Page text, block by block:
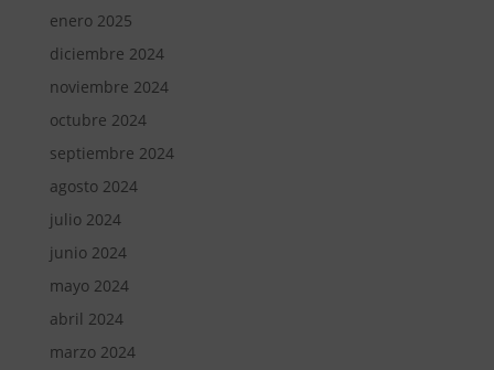
enero 2025
diciembre 2024
noviembre 2024
octubre 2024
septiembre 2024
agosto 2024
julio 2024
junio 2024
mayo 2024
abril 2024
marzo 2024